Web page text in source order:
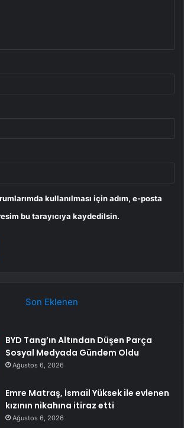
kullanılması için adım, e-posta
bu tarayıcıya kaydedilsin.
Son Eklenen
BYD Tang’ın Altından Düşen Parça
Sosyal Medyada Gündem Oldu
Ağustos 6, 2026
Emre Matraş, İsmail Yüksek ile evlenen
kızının nikahına itiraz etti
Ağustos 6, 2026